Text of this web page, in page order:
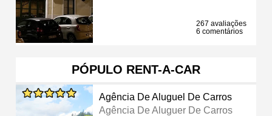
267 avaliações
6 comentários
PÓPULO RENT-A-CAR
Agência De Aluguel De Carros
Agência De Aluguer De Carros